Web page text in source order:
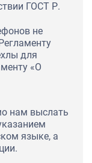
ГОСТ Р.
не
для
«О
нам выслать
языке, а